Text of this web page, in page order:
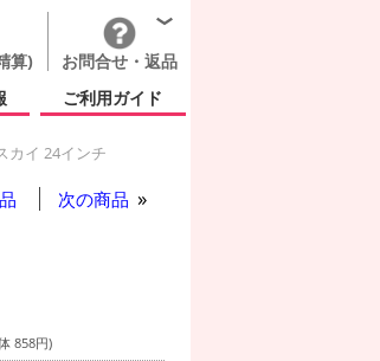
算)
お問合せ・返品
ご利用ガイド
カイ 24インチ
次の商品
858円)